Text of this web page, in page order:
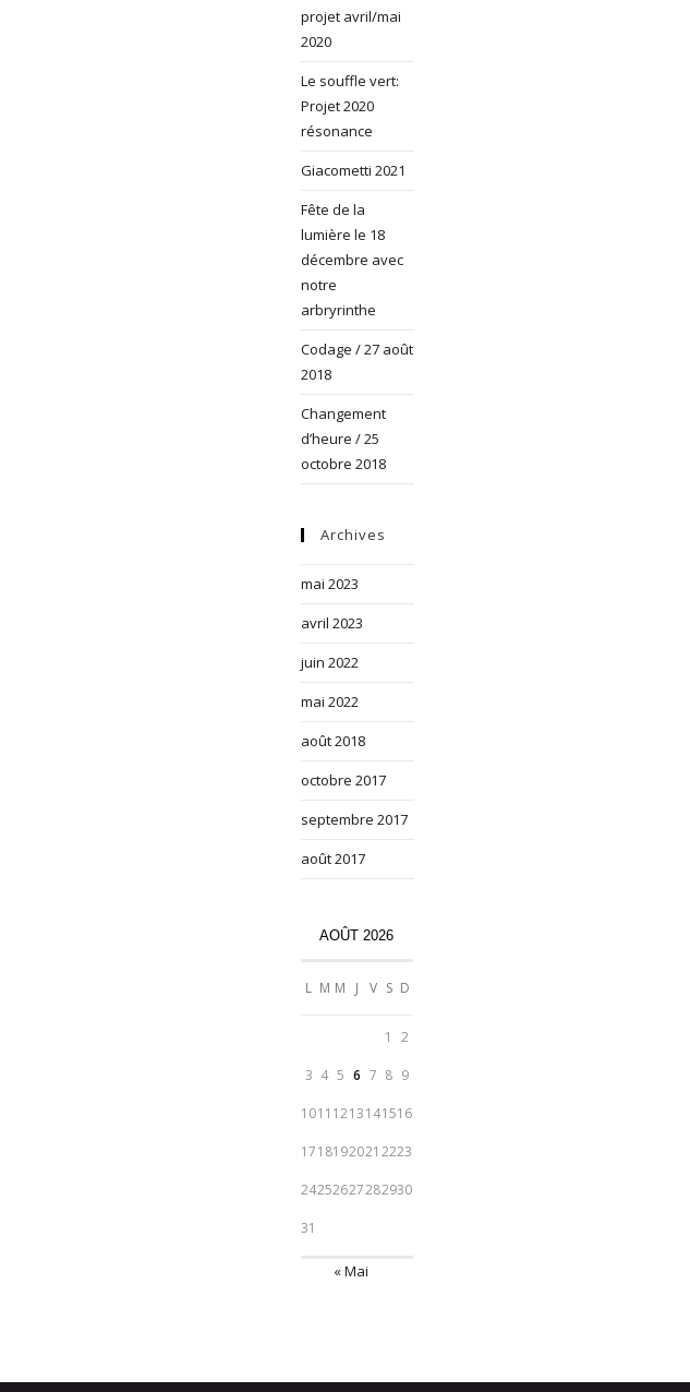
projet avril/mai
2020
Le souffle vert:
Projet 2020
résonance
Giacometti 2021
Fête de la
lumière le 18
décembre avec
notre
arbryrinthe
Codage / 27 août
2018
Changement
d’heure / 25
octobre 2018
Archives
mai 2023
avril 2023
juin 2022
mai 2022
août 2018
octobre 2017
septembre 2017
août 2017
AOÛT 2026
L M M J V S D
1 2
3 4 5 6 7 8 9
1011 1213141516
1718192021 2223
24252627282930
31
« Mai